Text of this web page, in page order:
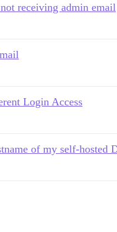
receiving admin email
Login Access
of my self-hosted